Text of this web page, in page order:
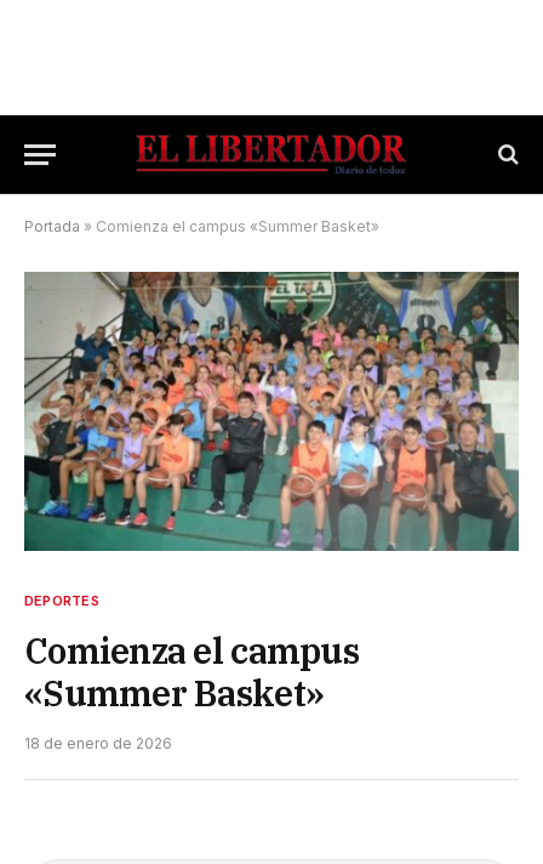
Portada » Comienza el campus «Summer Basket»
DEPORTES
Comienza el campus
«Summer Basket»
18 de enero de 2026